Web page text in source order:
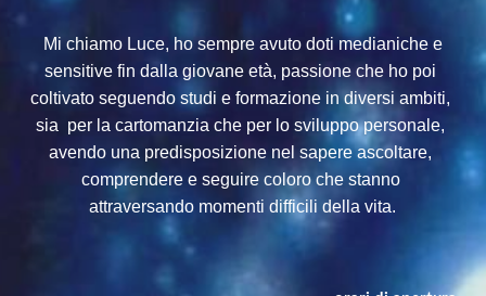
sensitive fin dalla giovane età, passione che ho poi
coltivato seguendo studi e formazione in diversi ambiti,
sia  per la cartomanzia che per lo sviluppo personale,
avendo una predisposizione nel sapere ascoltare,
comprendere e seguire coloro che stanno
attraversando momenti difficili della vita.